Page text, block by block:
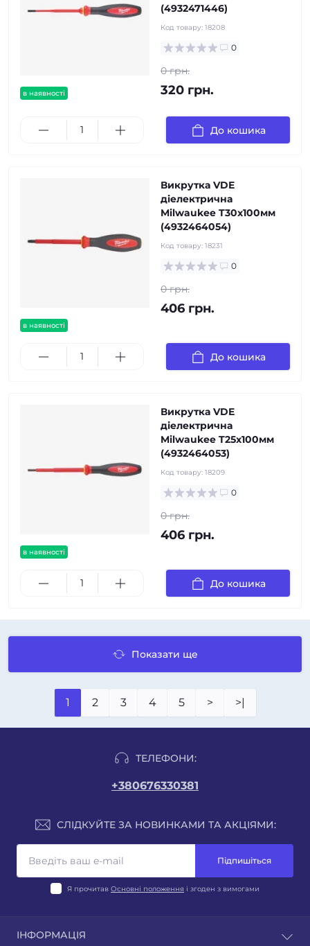
в наявності
(4932471446)
Код товару: 18208
0
0 грн.
320 грн.
До кошика
в наявності
Викрутка VDE
діелектрична
Milwaukee T30х100мм
(4932464054)
Код товару: 18231
0
0 грн.
406 грн.
До кошика
в наявності
Викрутка VDE
діелектрична
Milwaukee T25х100мм
(4932464053)
Код товару: 18209
0
0 грн.
406 грн.
До кошика
Показати ще
1 2 3 4 5 > >|
ТЕЛЕФОНИ:
+380676330381
СЛІДКУЙТЕ ЗА НОВИНКАМИ ТА АКЦІЯМИ:
Підпишіться
Я прочитав Основні положення і згоден з вимогами
ІНФОРМАЦІЯ